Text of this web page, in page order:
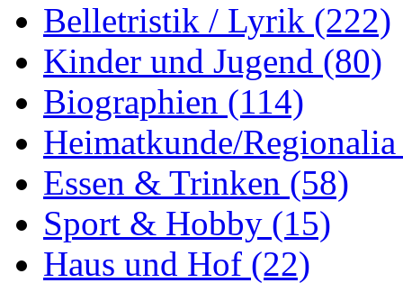
Belletristik / Lyrik (222)
Kinder und Jugend (80)
Biographien (114)
Heimatkunde/
Essen & Trinken (58)
Sport & Hobby (15)
Haus und Hof (22)